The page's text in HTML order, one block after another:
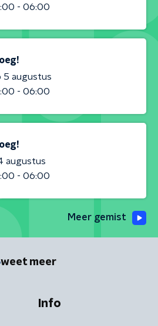
- 06:00
5 augustus
- 06:00
augustus
- 06:00
Meer gemist
weet meer
Info